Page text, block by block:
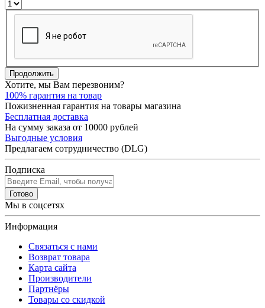
Продолжить
Хотите, мы Вам перезвоним?
100% гарантия на товар
Пожизненная гарантия на товары магазина
Бесплатная доставка
На сумму заказа от 10000 рублей
Выгодные условия
Предлагаем сотрудничество (DLG)
Подписка
Готово
Мы в соцсетях
Информация
Связаться с нами
Возврат товара
Карта сайта
Производители
Партнёры
Товары со скидкой